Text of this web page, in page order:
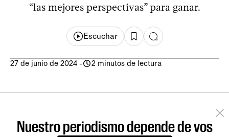
“las mejores perspectivas” para ganar.
Escuchar
27 de junio de 2024 - 2 minutos de lectura
Nuestro periodismo depende de vos